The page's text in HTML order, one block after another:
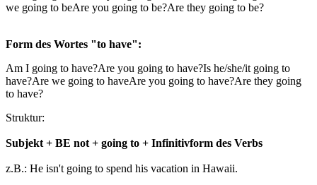
we going to beAre you going to be?Are they going to be?
Form des Wortes "to have":
Am I going to have?Are you going to have?Is he/she/it going to
have?Are we going to haveAre you going to have?Are they going
to have?
Struktur:
Subjekt + BE not + going to + Infinitivform des Verbs
z.B.: He isn't going to spend his vacation in Hawaii.